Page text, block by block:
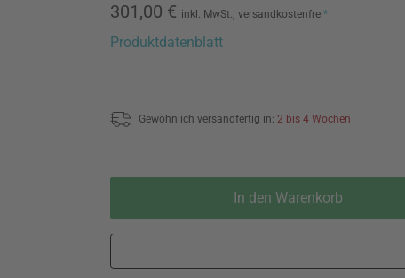
301,00 € inkl. MwSt., versandkostenfrei*
Produktdatenblatt
Gewöhnlich versandfertig in: 2 bis 4 Wochen
In den Warenkorb